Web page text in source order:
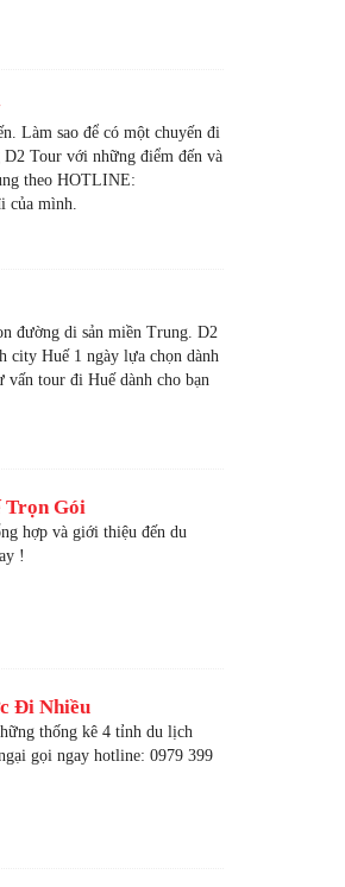
Làm sao để có một chuyến đi
D2 Tour với những điểm đến và
theo HOTLINE:
của mình.
đường di sản miền Trung. D2
city Huế 1 ngày lựa chọn dành
vấn tour đi Huế dành cho bạn
Trọn Gói
hợp và giới thiệu đến du
!
Đi Nhiều
thống kê 4 tỉnh du lịch
gọi ngay hotline: 0979 399